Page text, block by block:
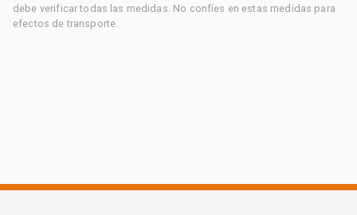
debe verificar todas las medidas. No confíes en estas medidas para
efectos de transporte.